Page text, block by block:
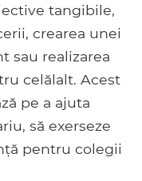
tangibile,
crearea unei
sau realizarea
celălalt. Acest
pe a ajuta
să exerseze
pentru colegii